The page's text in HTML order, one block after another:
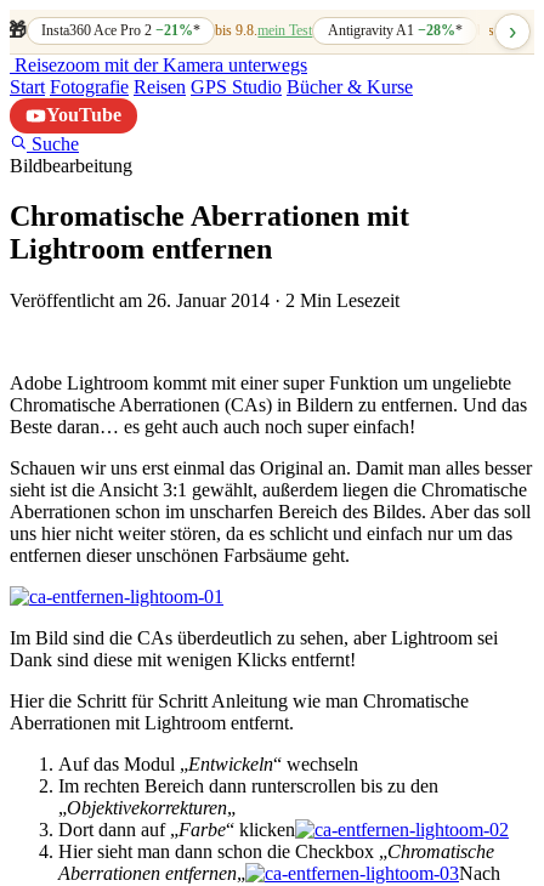
🎁 Insta360 Ace Pro 2−21%* bis 9.8.mein Test Antigravity A1 −28%* bis 7.8.
›
Reisezoom mit der Kamera unterwegs
Start Fotografie Reisen GPS Studio Bücher & Kurse
YouTube
Suche
Bildbearbeitung
Chromatische Aberrationen mit
Lightroom entfernen
Veröffentlicht am 26. Januar 2014 · 2 Min Lesezeit
Adobe Lightroom kommt mit einer super Funktion um ungeliebte
Chromatische Aberrationen (CAs) in Bildern zu entfernen. Und das
Beste daran… es geht auch auch noch super einfach!
Schauen wir uns erst einmal das Original an. Damit man alles besser
sieht ist die Ansicht 3:1 gewählt, außerdem liegen die Chromatische
Aberrationen schon im unscharfen Bereich des Bildes. Aber das soll
uns hier nicht weiter stören, da es schlicht und einfach nur um das
entfernen dieser unschönen Farbsäume geht.
Im Bild sind die CAs überdeutlich zu sehen, aber Lightroom sei
Dank sind diese mit wenigen Klicks entfernt!
Hier die Schritt für Schritt Anleitung wie man Chromatische
Aberrationen mit Lightroom entfernt.
Auf das Modul „Entwickeln“ wechseln
Im rechten Bereich dann runterscrollen bis zu den
„Objektivekorrekturen„
Dort dann auf „Farbe“ klicken
Hier sieht man dann schon die Checkbox „Chromatische
Aberrationen entfernen„
Nach